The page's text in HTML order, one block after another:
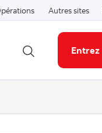
Autres sites
Ouvrir la recherche
Entrez